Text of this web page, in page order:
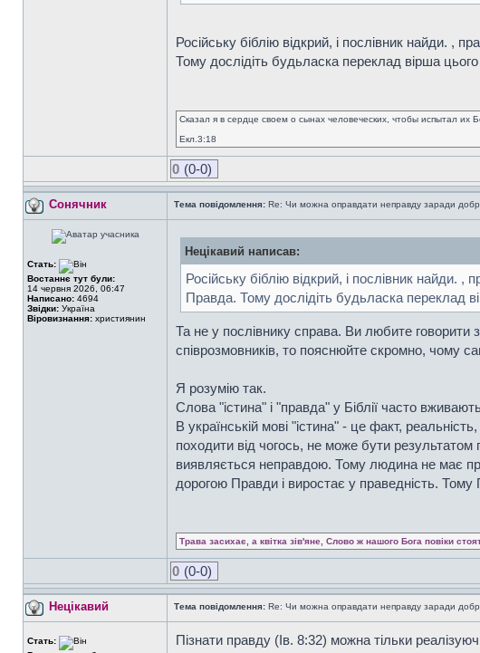
Російську біблію відкрий, і послівник найди. ,
Тому дослідіть будьласка переклад вірша
Сказал я в сердце своем о сынах человеческих, чтобы испытал их
Екл.3:18
0 (0-0)
Сонячник Тема повідомлення: Re: Чи можна оправдати неправду заради
Стать:
Востаннє тут були:
14 червня 2026, 06:47
Написано: 4694
Звідки: Україна
Віровизнання: християнин
Нецікавий написав:
Російську біблію відкрий, і послівник найди.
Правда. Тому дослідіть будьласка переклад
Та не у послівнику справа. Ви любите говорити
співрозмовників, то пояснюйте скромно, чому
Я розумію так.
Слова "істина" і "правда" у Біблії часто
В українській мові "істина" - це факт,
походити від чогось, не може бути
виявляється неправдою. Тому людина не має
дорогою Правди і виростає у праведність.
Трава засихає, а квітка зів'яне, Слово ж нашого Бога повіки
0 (0-0)
Нецікавий Тема повідомлення: Re: Чи можна оправдати неправду заради
Стать:
Пiзнати правду (Ів. 8:32) можна тільки